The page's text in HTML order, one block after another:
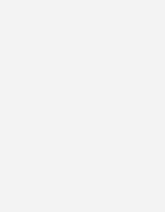
Erinnerung
der
um 17 Uhr in